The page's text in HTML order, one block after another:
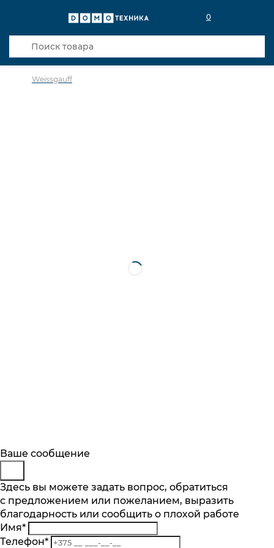
0
Weissgauff
Описание
Отзывы
Основные характеристики
Максимальная загрузка белья, кг
11
Будьте в курсе
Подпишитесь на последние обновления
и узнавайте о новинках и специальных
предложениях первыми
Подписаться
Заказ обратного звонка
Представьтесь
Телефон*
Комментарий
Ваше сообщение
Здесь вы можете задать вопрос, обратиться
с предложением или пожеланием, выразить
благодарность или сообщить о плохой работе
Имя*
Телефон*